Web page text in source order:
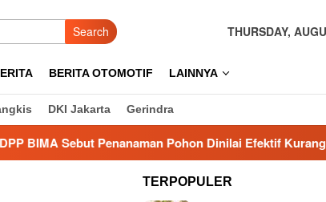
Search THURSDAY,
BERITA OTOMOTIF LAINNYA
DKI Jakarta Gerindra
Penanaman Pohon Dinilai Efektif Kurangi Risiko
TERPOPULER